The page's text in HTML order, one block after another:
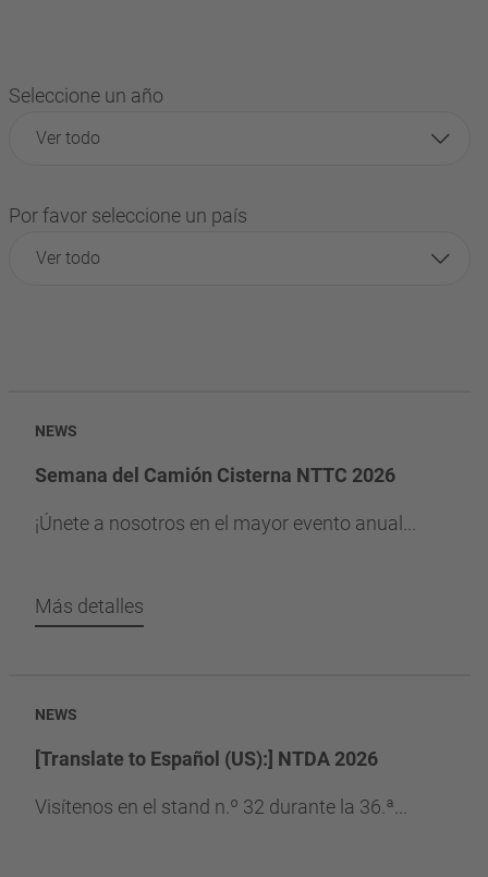
Seleccione un año
Ver todo
Por favor seleccione un país
Ver todo
NEWS
Semana del Camión Cisterna NTTC 2026
¡Únete a nosotros en el mayor evento anual...
Más detalles
NEWS
[Translate to Español (US):] NTDA 2026
Visítenos en el stand n.º 32 durante la 36.ª...